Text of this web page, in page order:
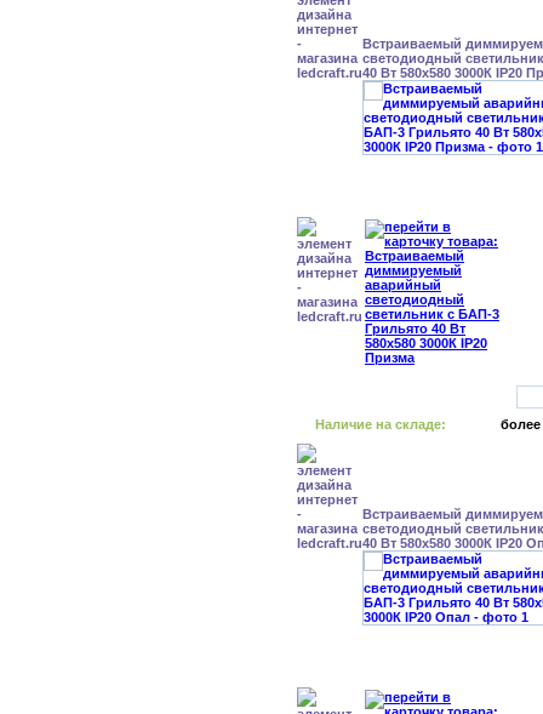
Встраиваемый
светодиодный
40 Вт 580x580 3000К IP20
Наличие на складе: более
Встраиваемый
светодиодный
40 Вт 580x580 3000К IP20